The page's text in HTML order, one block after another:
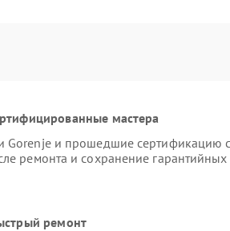
мастера
Gorenje и прошедшие сертификацию
ремонта и сохранение гарантийных
ремонт